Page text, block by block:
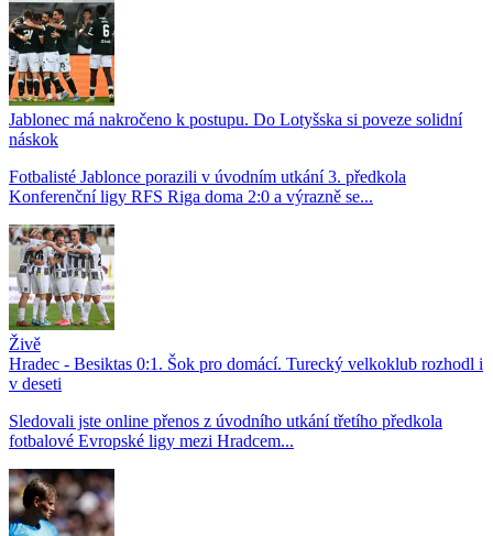
Jablonec má nakročeno k postupu. Do Lotyšska si poveze solidní
náskok
Fotbalisté Jablonce porazili v úvodním utkání 3. předkola
Konferenční ligy RFS Riga doma 2:0 a výrazně se...
Živě
Hradec - Besiktas 0:1. Šok pro domácí. Turecký velkoklub rozhodl i
v deseti
Sledovali jste online přenos z úvodního utkání třetího předkola
fotbalové Evropské ligy mezi Hradcem...